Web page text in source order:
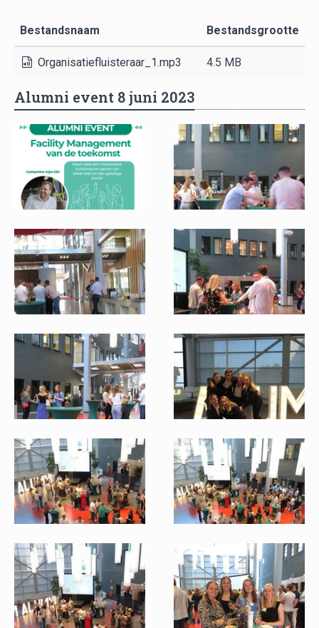
Bestandsnaam Bestandsgrootte
Organisatiefluisteraar_1.mp3 4.5 MB
Alumni event 8 juni 2023